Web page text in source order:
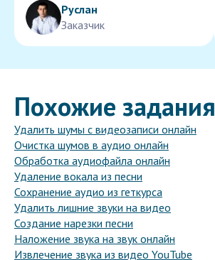
Руслан
Заказчик
Похожие задания
Удалить шумы с видеозаписи онлайн
Очистка шумов в аудио онлайн
Обработка аудиофайла онлайн
Удаление вокала из песни
Сохранение аудио из геткурса
Удалить лишние звуки на видео
Создание нарезки песни
Наложение звука на звук онлайн
Извлечение звука из видео YouTube